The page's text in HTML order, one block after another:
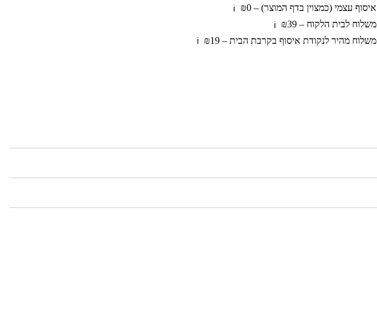
איסוף עצמי (כמצוין בדף המוצר) – ₪0 ℹ️
משלוח לבית הלקוח – ₪39 ℹ️
משלוח מהיר לנקודת איסוף בקרבת הבית – ₪19 ℹ️